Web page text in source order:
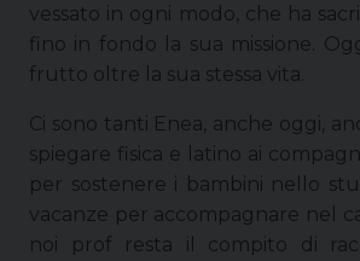
vessato in ogni modo, che ha
fino in fondo la sua missione.
frutto oltre la sua stessa vita.
Ci sono tanti Enea, anche oggi,
spiegare fisica e latino ai
per sostenere i bambini nello
vacanze per accompagnare nel
noi prof resta il compito di